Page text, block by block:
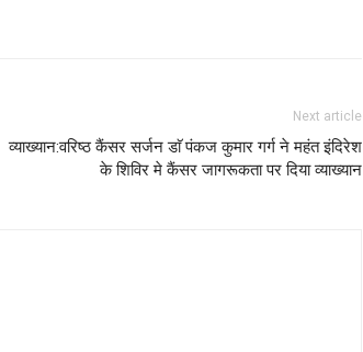
Next article
व्याख्यान:वरिष्ठ कैंसर सर्जन डाॅ पंकज कुमार गर्ग ने महंत इंदिरेश
के शिविर मे कैंसर जागरूकता पर दिया व्याख्यान